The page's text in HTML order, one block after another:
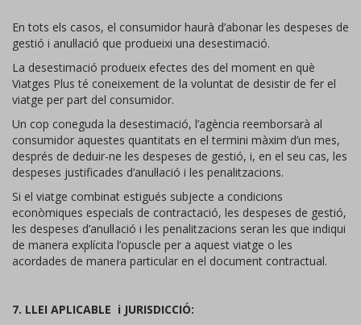
En tots els casos, el consumidor haurà d’abonar les despeses de
gestió i anul·lació que produeixi una desestimació.
La desestimació produeix efectes des del moment en què
Viatges Plus té coneixement de la voluntat de desistir de fer el
viatge per part del consumidor.
Un cop coneguda la desestimació, l’agència reemborsarà al
consumidor aquestes quantitats en el termini màxim d’un mes,
després de deduir-ne les despeses de gestió, i, en el seu cas, les
despeses justificades d’anul·lació i les penalitzacions.
Si el viatge combinat estigués subjecte a condicions
econòmiques especials de contractació, les despeses de gestió,
les despeses d’anul·lació i les penalitzacions seran les que indiqui
de manera explícita l’opuscle per a aquest viatge o les
acordades de manera particular en el document contractual.
7. LLEI APLICABLE i JURISDICCIÓ: